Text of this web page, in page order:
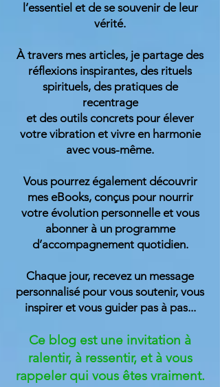
l’essentiel et de se souvenir de leur
vérité.
À travers mes articles, je partage des
réflexions inspirantes, des rituels
spirituels, des pratiques de
recentrage
et des outils concrets pour élever
votre vibration et vivre en harmonie
avec vous-même.
Vous pourrez également découvrir
mes eBooks, conçus pour nourrir
votre évolution personnelle et vous
abonner à un programme
d’accompagnement quotidien.
Chaque jour, recevez un message
personnalisé pour vous soutenir, vous
inspirer et vous guider pas à pas...
Ce blog est une invitation à
ralentir, à ressentir, et à vous
rappeler qui vous êtes vraiment.